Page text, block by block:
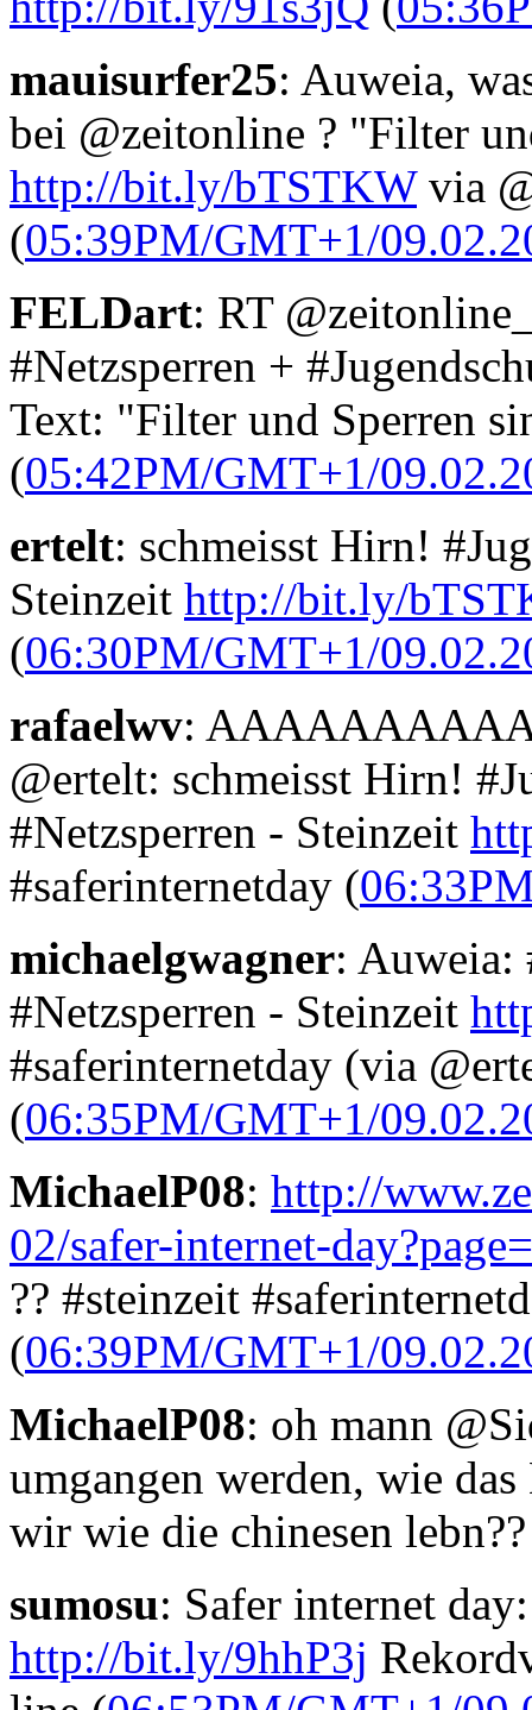
mauisurfer25: Auweia,
bei @zeitonline ? "Filter
http://bit.ly/bTSTKWvia
(05:39PM/GMT+1/
FELDart: RT
#Netzsperren +
Text: "Filter und Sperren
(05:42PM/GMT+1/
ertelt: schmeisst Hirn!
Steinzeit http://bit.ly/
(06:30PM/GMT+1/
rafaelwv:
@ertelt: schmeisst Hirn!
#Netzsperren - Steinzeit
#saferinternetday (
michaelgwagner: Auweia:
#Netzsperren - Steinzeit
#saferinternetday (via
(06:35PM/GMT+1/
MichaelP08: http://
02/safer-internet-
?? #steinzeit
(06:39PM/GMT+1/
MichaelP08: oh mann
umgangen werden, wie
wir wie die chinesen
sumosu: Safer internet
http://bit.ly/9hhP3j